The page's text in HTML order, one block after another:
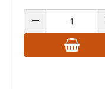
ANZAHL VERRINGERN